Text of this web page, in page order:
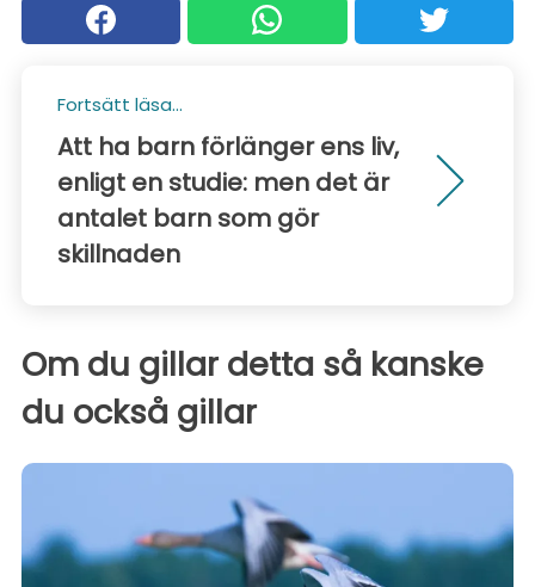
Fortsätt läsa...
Att ha barn förlänger ens liv,
enligt en studie: men det är
antalet barn som gör
skillnaden
Om du gillar detta så kanske
du också gillar